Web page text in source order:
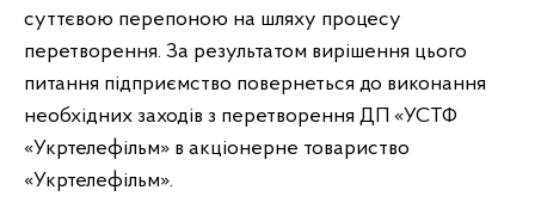
суттєвою перепоною на шляху процесу
перетворення. За результатом вирішення цього
питання підприємство повернеться до виконання
необхідних заходів з перетворення ДП «УСТФ
«Укртелефільм» в акціонерне товариство
«Укртелефільм».